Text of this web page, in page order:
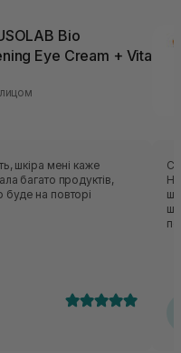
Bio
Eye Cream + Vita
шкіра мені каже
багато продуктів,
буде на повторі